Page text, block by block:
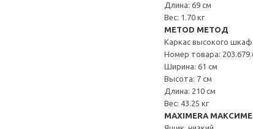
Длина: 69 см
Вес: 1.70 кг
METOD МЕТОД
Каркас высокого
Номер товара:
Ширина: 61 см
Высота: 7 см
Длина: 210 см
Вес: 43.25 кг
MAXIMERA